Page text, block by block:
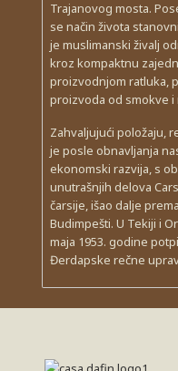
Trajanovog mosta.
se način života
je muslimanski živalj
kroz kompaktnu
proizvodnjom ratluka,
proizvoda od smokve i
Zahvaljujući položaju,
je posle obnavljanja
ekonomski razvija, s
unutrašnjih delova
čarsije, išao dalje
Budimpešti. U Tekiji i
maja 1953. godine
Đerdapske rečne